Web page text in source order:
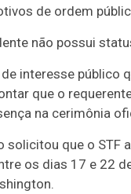
de ordem
não possui
interesse
que o
na cerimônia
solicitou que o
os dias 17 e 22